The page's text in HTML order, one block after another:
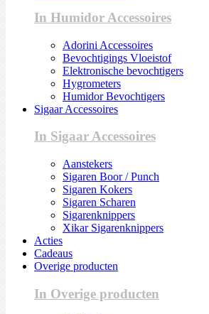
In Humidor Accessoires
Adorini Accessoires
Bevochtigings Vloeistof
Elektronische bevochtigers
Hygrometers
Humidor Bevochtigers
Sigaar Accessoires
In Sigaar Accessoires
Aanstekers
Sigaren Boor / Punch
Sigaren Kokers
Sigaren Scharen
Sigarenknippers
Xikar Sigarenknippers
Acties
Cadeaus
Overige producten
In Overige producten